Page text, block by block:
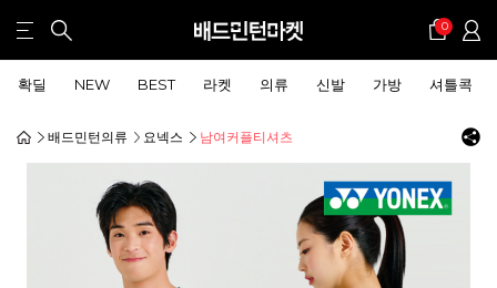
0
확딜 NEW BEST 라켓 의류 신발 가방 셔틀콕
배드민턴의류 요넥스 남여커플티셔츠